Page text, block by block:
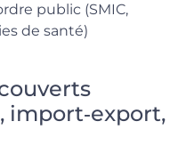
public (SMIC,
de santé)
import‑export,